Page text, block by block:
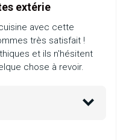
extérie
avec cette
très satisfait !
et ils n'hésitent
chose à revoir.